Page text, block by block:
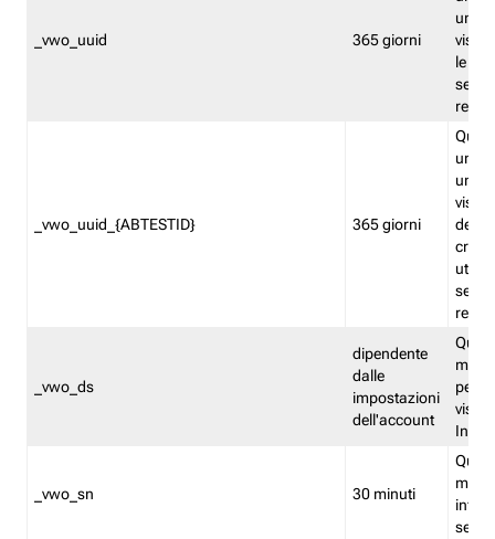
_vwo_uuid 365 giorni
le
_vwo_uuid_{ABTESTID} 365 giorni
un
del
_vwo_ds
dipendente
dalle
impostazioni
dell'account
_vwo_sn 30 minuti